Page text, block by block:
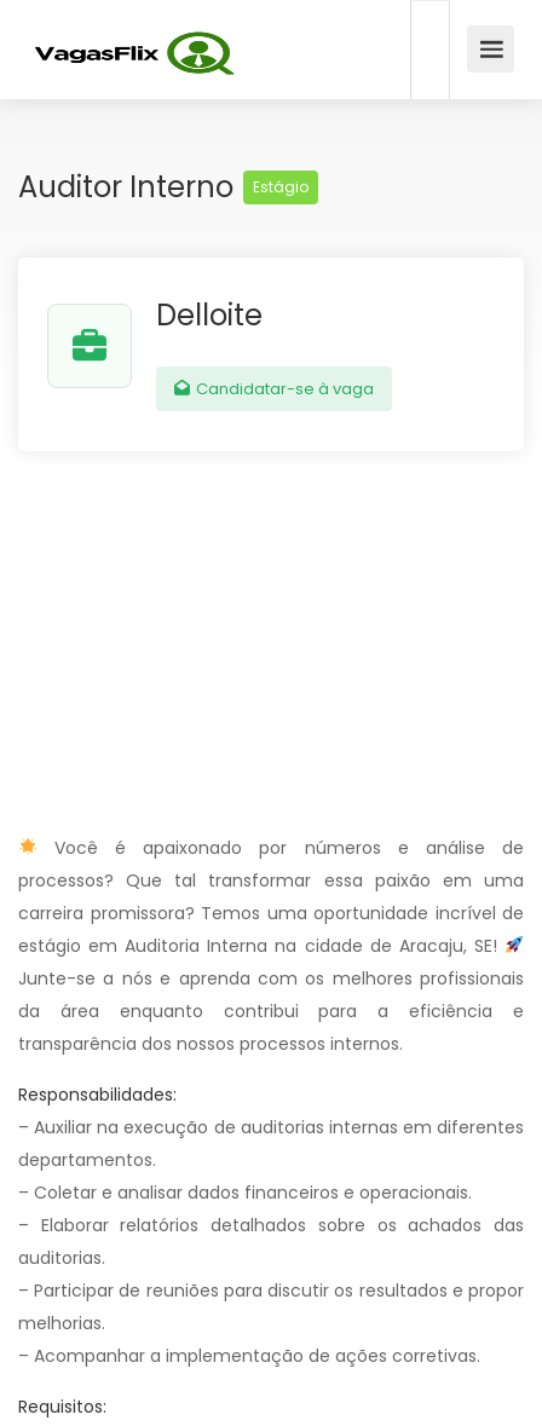
Auditor Interno Estágio
Delloite
Candidatar-se à vaga
Você é apaixonado por números e análise de
processos? Que tal transformar essa paixão em uma
carreira promissora? Temos uma oportunidade incrível de
estágio em Auditoria Interna na cidade de Aracaju, SE!
Junte-se a nós e aprenda com os melhores profissionais
da área enquanto contribui para a eficiência e
transparência dos nossos processos internos.
Responsabilidades:
– Auxiliar na execução de auditorias internas em diferentes
departamentos.
– Coletar e analisar dados financeiros e operacionais.
– Elaborar relatórios detalhados sobre os achados das
auditorias.
– Participar de reuniões para discutir os resultados e propor
melhorias.
– Acompanhar a implementação de ações corretivas.
Requisitos: